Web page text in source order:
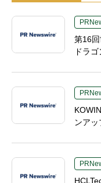
第16
ドラ
ンアッ